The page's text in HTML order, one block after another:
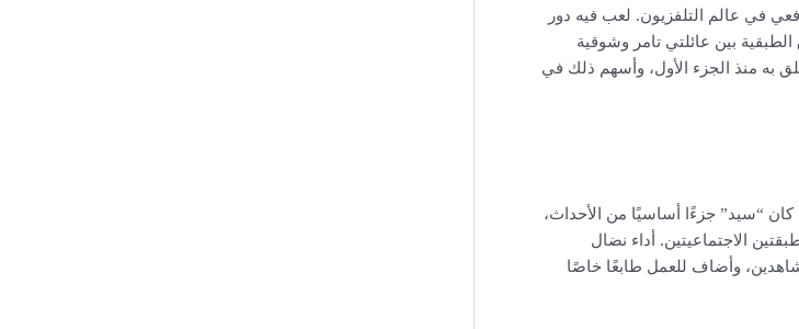
حقيقية لنضال الشافعي في عالم التلفزيون. لعب فيه دور
بين عائلتي تامر وشوقية
به منذ الجزء الأول، وأسهم ذلك في
“سيد” جزءًا أساسيًا من الأحداث،
الاجتماعيتين. أداء نضال
وأضاف للعمل طابعًا خاصًا